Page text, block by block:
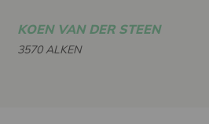
KOEN VAN DER STEEN
3570 ALKEN